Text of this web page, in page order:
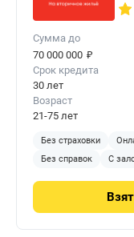
Одинцово.
Сумма до
70 000 000 ₽
Срок кредита
30 лет
Возраст
21-75 лет
Без страховки
Без справок
С